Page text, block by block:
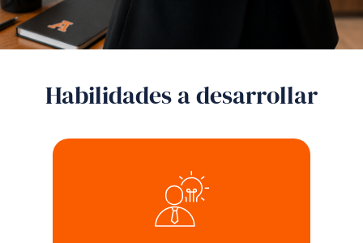
Habilidades a desarrollar